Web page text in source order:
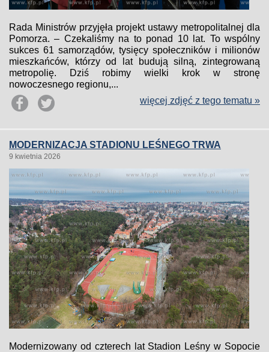
Rada Ministrów przyjęła projekt ustawy metropolitalnej dla
Pomorza. – Czekaliśmy na to ponad 10 lat. To wspólny
sukces 61 samorządów, tysięcy społeczników i milionów
mieszkańców, którzy od lat budują silną, zintegrowaną
metropolię. Dziś robimy wielki krok w stronę
nowoczesnego regionu,...
więcej zdjęć z tego tematu »
MODERNIZACJA STADIONU LEŚNEGO TRWA
9 kwietnia 2026
Modernizowany od czterech lat Stadion Leśny w Sopocie